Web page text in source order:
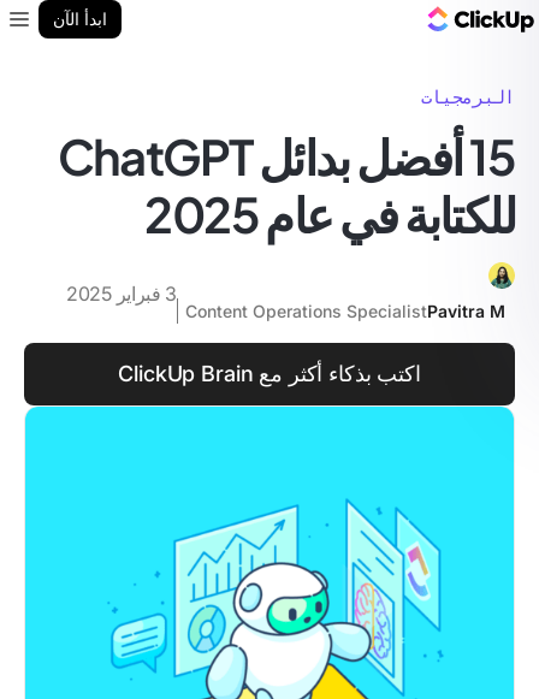
ابدأ الآن
البرمجيات
15 أفضل بدائل ChatGPT
للكتابة في عام 2025
Pavitra M
Content Operations Specialist
3 فبراير 2025
اكتب بذكاء أكثر مع ClickUp Brain